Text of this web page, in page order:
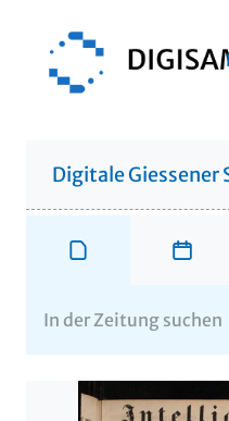
Digitale Giessener